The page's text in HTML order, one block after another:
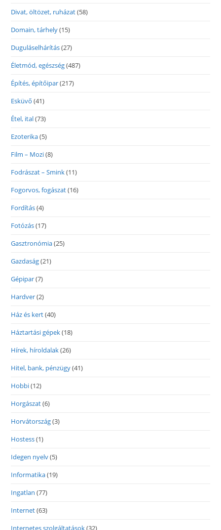
Divat, öltözet, ruházat(58)
Domain, tárhely(15)
Duguláselhárítás(27)
Életmód, egészség(487)
Építés, építőipar(217)
Esküvő (41)
Étel, ital(73)
Ezoterika(5)
Film – Mozi(8)
Fodrászat – Smink(11)
Fogorvos, fogászat(16)
Fordítás(4)
Fotózás(17)
Gasztronómia(25)
Gazdaság(21)
Gépipar(7)
Hardver(2)
Ház és kert(40)
Háztartási gépek(18)
Hírek, híroldalak(26)
Hitel, bank, pénzügy(41)
Hobbi(12)
Horgászat(6)
Horvátország(3)
Hostess(1)
Idegen nyelv(5)
Informatika(19)
Ingatlan (77)
Internet(63)
Internetes szolgáltatások(32)